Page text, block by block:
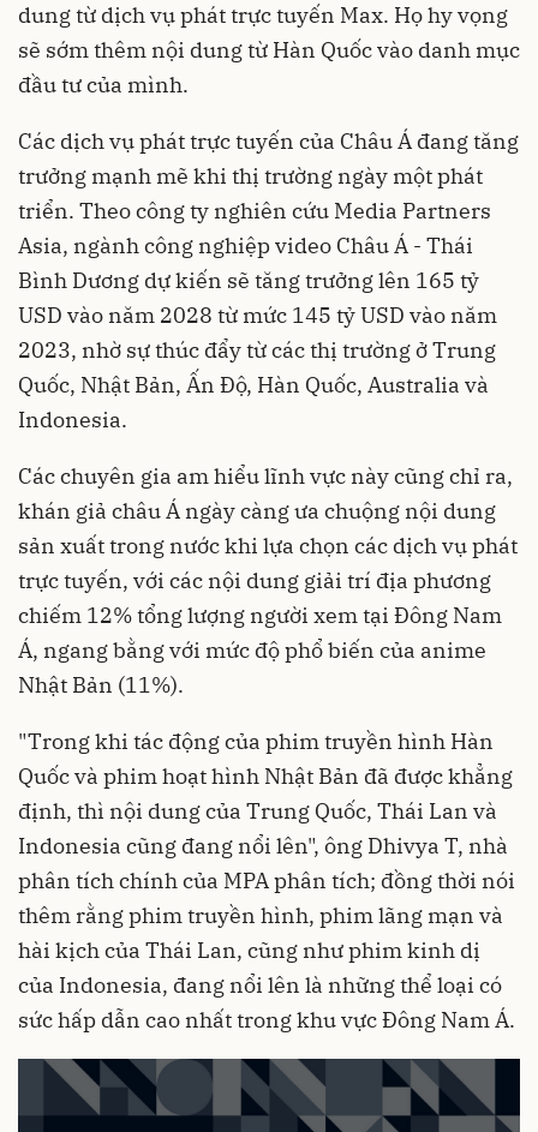
dung từ dịch vụ phát trực tuyến Max. Họ hy vọng
sẽ sớm thêm nội dung từ Hàn Quốc vào danh mục
đầu tư của mình.
Các dịch vụ phát trực tuyến của Châu Á đang tăng
trưởng mạnh mẽ khi thị trường ngày một phát
triển. Theo công ty nghiên cứu Media Partners
Asia, ngành công nghiệp video Châu Á - Thái
Bình Dương dự kiến ​​sẽ tăng trưởng lên 165 tỷ
USD vào năm 2028 từ mức 145 tỷ USD vào năm
2023, nhờ sự thúc đẩy từ các thị trường ở Trung
Quốc, Nhật Bản, Ấn Độ, Hàn Quốc, Australia và
Indonesia.
Các chuyên gia am hiểu lĩnh vực này cũng chỉ ra,
khán giả châu Á ngày càng ưa chuộng nội dung
sản xuất trong nước khi lựa chọn các dịch vụ phát
trực tuyến, với các nội dung giải trí địa phương
chiếm 12% tổng lượng người xem tại Đông Nam
Á, ngang bằng với mức độ phổ biến của anime
Nhật Bản (11%).
"Trong khi tác động của phim truyền hình Hàn
Quốc và phim hoạt hình Nhật Bản đã được khẳng
định, thì nội dung của Trung Quốc, Thái Lan và
Indonesia cũng đang nổi lên", ông Dhivya T, nhà
phân tích chính của MPA phân tích; đồng thời nói
thêm rằng phim truyền hình, phim lãng mạn và
hài kịch của Thái Lan, cũng như phim kinh dị
của Indonesia, đang nổi lên là những thể loại có
sức hấp dẫn cao nhất trong khu vực Đông Nam Á.